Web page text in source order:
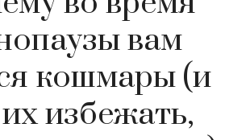
вам
кошмары (и
избежать,